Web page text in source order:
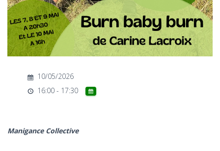
10/05/2026
16:00 - 17:30
Manigance Collective